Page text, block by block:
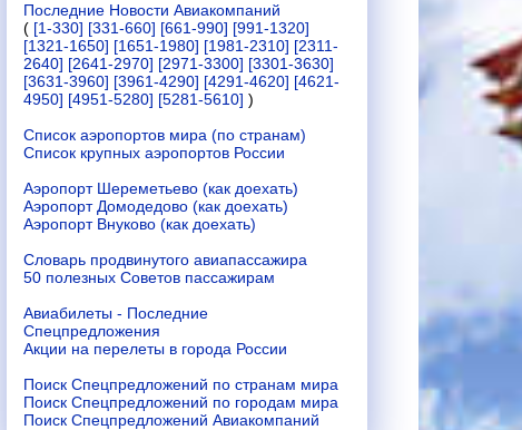
Последние Новости Авиакомпаний
( [1-330] [331-660] [661-990] [991-1320]
[1321-1650] [1651-1980] [1981-2310] [2311-
2640] [2641-2970] [2971-3300] [3301-3630]
[3631-3960] [3961-4290] [4291-4620] [4621-
4950] [4951-5280] [5281-5610] )
Список аэропортов мира (по странам)
Список крупных аэропортов России
Аэропорт Шереметьево (как доехать)
Аэропорт Домодедово (как доехать)
Аэропорт Внуково (как доехать)
Словарь продвинутого авиапассажира
50 полезных Советов пассажирам
Авиабилеты - Последние
Спецпредложения
Акции на перелеты в города России
Поиск Спецпредложений по странам мира
Поиск Спецпредложений по городам мира
Поиск Спецпредложений Авиакомпаний